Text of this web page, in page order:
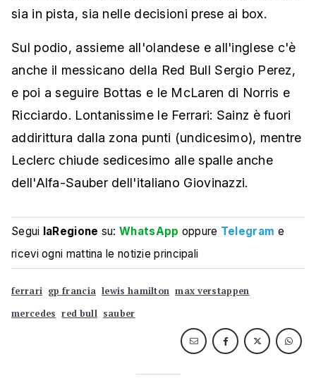
sia in pista, sia nelle decisioni prese ai box.
Sul podio, assieme all'olandese e all'inglese c'è
anche il messicano della Red Bull Sergio Perez,
e poi a seguire Bottas e le McLaren di Norris e
Ricciardo. Lontanissime le Ferrari: Sainz è fuori
addirittura dalla zona punti (undicesimo), mentre
Leclerc chiude sedicesimo alle spalle anche
dell'Alfa-Sauber dell'italiano Giovinazzi.
Segui laRegione su:WhatsApp oppure Telegram e
ricevi ogni mattina le notizie principali
ferrari gp francia lewis hamilton max verstappen
mercedes red bull sauber